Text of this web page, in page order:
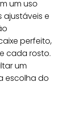
um uso
e
perfeito,
cada rosto.
um
escolha do